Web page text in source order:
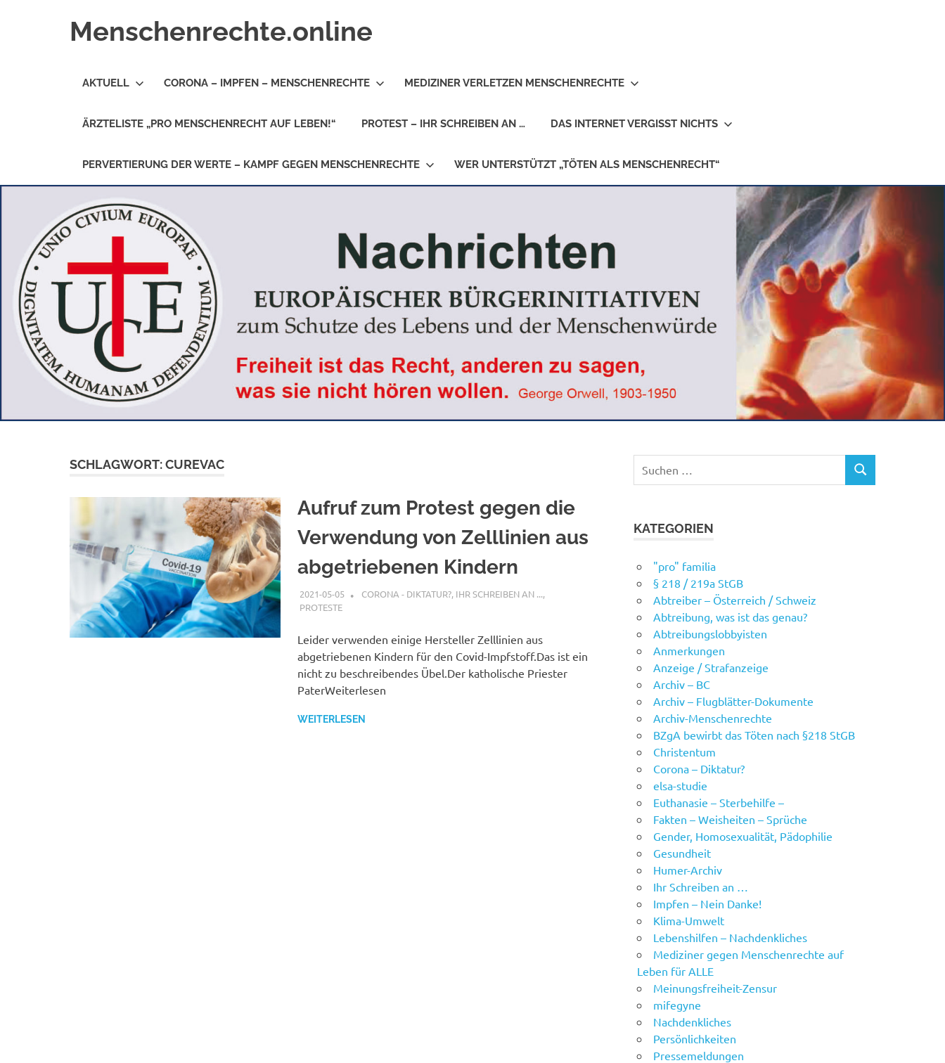
Menschenrechte.online
alle
Geborene
AKTUELL CORONA – IMPFEN – MENSCHENRECHTE MEDIZINER VERLETZEN MENSCHENRECHTE
ÄRZTELISTE „PRO MENSCHENRECHT AUF LEBEN!“ PROTEST – IHR SCHREIBEN AN … DAS INTERNET VERGISST NICHTS
PERVERTIERUNG DER WERTE – KAMPF GEGEN MENSCHENRECHTE WER UNTERSTÜTZT „TÖTEN ALS MENSCHENRECHT“
SCHLAGWORT:CUREVAC
Aufruf zum Protest gegen die
Verwendung von Zelllinien aus
abgetriebenen Kindern
2021-05-05 XX
CORONA - DIKTATUR?, IHR SCHREIBEN AN ...,
PROTESTE
Leider verwenden einige Hersteller Zelllinien aus
abgetriebenen Kindern für den Covid-Impfstoff.Das ist ein
nicht zu beschreibendes Übel.Der katholische Priester
PaterWeiterlesen
WEITERLESEN
Suchen
SUCHEN
KATEGORIEN
"pro" familia
§ 218 / 219a StGB
Abtreiber – Österreich / Schweiz
Abtreibung, was ist das genau?
Abtreibungslobbyisten
Anmerkungen
Anzeige / Strafanzeige
Archiv – BC
Archiv – Flugblätter-Dokumente
Archiv-Menschenrechte
BZgA bewirbt das Töten nach §218 StGB
Christentum
Corona – Diktatur?
elsa-studie
Euthanasie – Sterbehilfe –
Fakten – Weisheiten – Sprüche
Gender, Homosexualität, Pädophilie
Gesundheit
Humer-Archiv
Ihr Schreiben an …
Impfen – Nein Danke!
Klima-Umwelt
Lebenshilfen – Nachdenkliches
Mediziner gegen Menschenrechte auf
Leben für ALLE
Meinungsfreiheit-Zensur
mifegyne
Nachdenkliches
Persönlichkeiten
Pressemeldungen